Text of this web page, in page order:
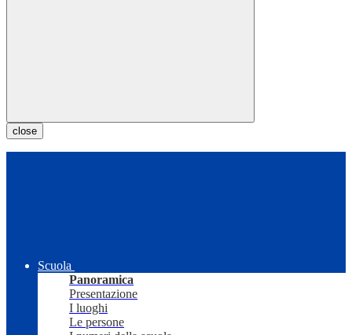
close
Scuola
Panoramica
Presentazione
I luoghi
Le persone